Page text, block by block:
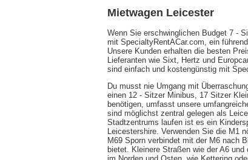
Mietwagen Leicester
Wenn Sie erschwinglichen Budget 7 -
mit SpecialtyRentACar.com, ein
Unsere Kunden erhalten die besten
Lieferanten wie Sixt, Hertz und
sind einfach und kostengünstig mit
Du musst nie Umgang mit
einen 12 - Sitzer Minibus, 17 Sitzer
benötigen, umfasst unsere
sind möglichst zentral gelegen als
Stadtzentrums laufen ist es ein
Leicestershire. Verwenden Sie die M1
M69 Sporn verbindet mit der M6 nach
bietet. Kleinere Straßen wie der A6